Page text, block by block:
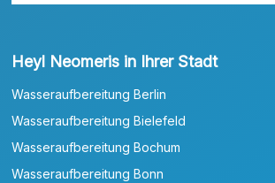
Heyl Neomeris in Ihrer Stadt
Wasseraufbereitung Berlin
Wasseraufbereitung Bielefeld
Wasseraufbereitung Bochum
Wasseraufbereitung Bonn